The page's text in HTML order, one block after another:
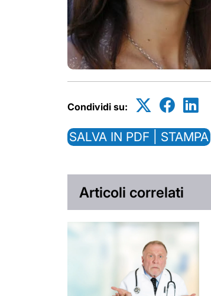
Condividi su:
SALVA IN PDF | STAMPA
Articoli correlati